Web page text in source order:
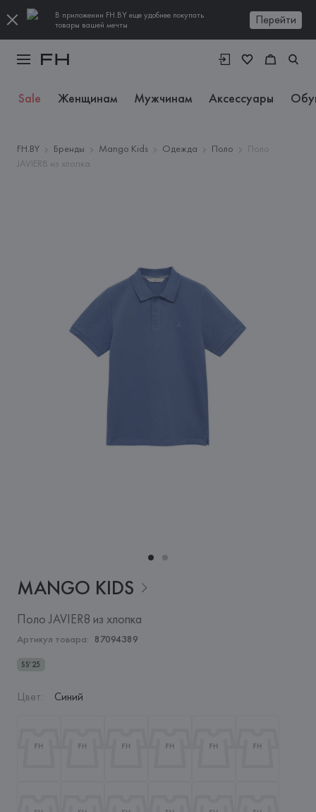
В приложении FH.BY еще удобнее покупать
товары вашей мечты
Перейти
Sale Женщинам Мужчинам Аксессуары
FH.BY Бренды Mango Kids Одежда Поло
Поло
JAVIER8 из хлопка
MANGO KIDS
Поло JAVIER8 из хлопка
Артикул товара: 87094389
SS’25
Цвет: Синий